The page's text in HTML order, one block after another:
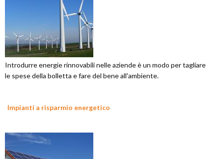
Introdurre energie rinnovabili nelle aziende è un modo per tagliare
le spese della bolletta e fare del bene all'ambiente.
Impianti a risparmio energetico